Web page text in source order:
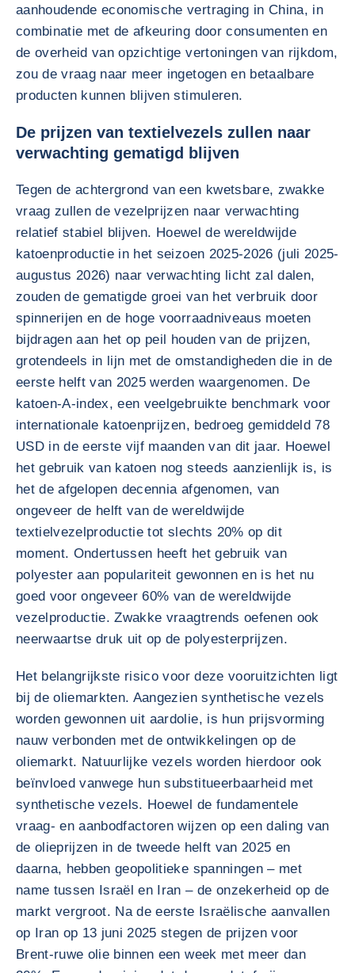
aanhoudende economische vertraging in China, in
combinatie met de afkeuring door consumenten en
de overheid van opzichtige vertoningen van rijkdom,
zou de vraag naar meer ingetogen en betaalbare
producten kunnen blijven stimuleren.
De prijzen van textielvezels zullen naar
verwachting gematigd blijven
Tegen de achtergrond van een kwetsbare, zwakke
vraag zullen de vezelprijzen naar verwachting
relatief stabiel blijven. Hoewel de wereldwijde
katoenproductie in het seizoen 2025-2026 (juli 2025-
augustus 2026) naar verwachting licht zal dalen,
zouden de gematigde groei van het verbruik door
spinnerijen en de hoge voorraadniveaus moeten
bijdragen aan het op peil houden van de prijzen,
grotendeels in lijn met de omstandigheden die in de
eerste helft van 2025 werden waargenomen. De
katoen-A-index, een veelgebruikte benchmark voor
internationale katoenprijzen, bedroeg gemiddeld 78
USD in de eerste vijf maanden van dit jaar. Hoewel
het gebruik van katoen nog steeds aanzienlijk is, is
het de afgelopen decennia afgenomen, van
ongeveer de helft van de wereldwijde
textielvezelproductie tot slechts 20% op dit
moment. Ondertussen heeft het gebruik van
polyester aan populariteit gewonnen en is het nu
goed voor ongeveer 60% van de wereldwijde
vezelproductie. Zwakke vraagtrends oefenen ook
neerwaartse druk uit op de polyesterprijzen.
Het belangrijkste risico voor deze vooruitzichten ligt
bij de oliemarkten. Aangezien synthetische vezels
worden gewonnen uit aardolie, is hun prijsvorming
nauw verbonden met de ontwikkelingen op de
oliemarkt. Natuurlijke vezels worden hierdoor ook
beïnvloed vanwege hun substitueerbaarheid met
synthetische vezels. Hoewel de fundamentele
vraag- en aanbodfactoren wijzen op een daling van
de olieprijzen in de tweede helft van 2025 en
daarna, hebben geopolitieke spanningen – met
name tussen Israël en Iran – de onzekerheid op de
markt vergroot. Na de eerste Israëlische aanvallen
op Iran op 13 juni 2025 stegen de prijzen voor
Brent-ruwe olie binnen een week met meer dan